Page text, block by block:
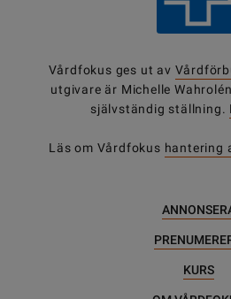
Vårdfokus ges ut av
utgivare är Michelle
självständig ställning.
Läs om Vårdfokus hantering
KURS